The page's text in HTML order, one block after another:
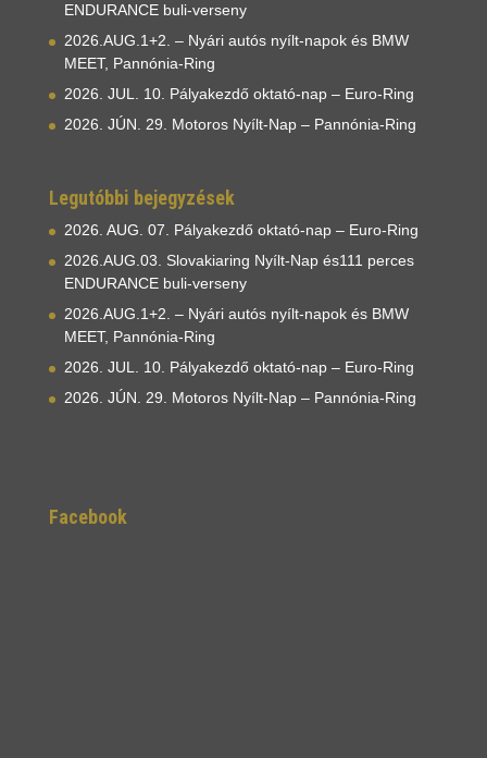
ENDURANCE buli-verseny
2026.AUG.1+2. – Nyári autós nyílt-napok és BMW
MEET, Pannónia-Ring
2026. JUL. 10. Pályakezdő oktató-nap – Euro-Ring
2026. JÚN. 29. Motoros Nyílt-Nap – Pannónia-Ring
Legutóbbi bejegyzések
2026. AUG. 07. Pályakezdő oktató-nap – Euro-Ring
2026.AUG.03. Slovakiaring Nyílt-Nap és111 perces
ENDURANCE buli-verseny
2026.AUG.1+2. – Nyári autós nyílt-napok és BMW
MEET, Pannónia-Ring
2026. JUL. 10. Pályakezdő oktató-nap – Euro-Ring
2026. JÚN. 29. Motoros Nyílt-Nap – Pannónia-Ring
Facebook